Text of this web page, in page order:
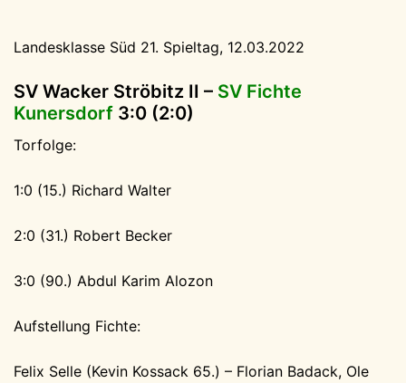
Landesklasse Süd 21. Spieltag, 12.03.2022
SV Wacker Ströbitz II – SV Fichte
Kunersdorf 3:0 (2:0)
Torfolge:
1:0 (15.) Richard Walter
2:0 (31.) Robert Becker
3:0 (90.) Abdul Karim Alozon
Aufstellung Fichte:
Felix Selle (Kevin Kossack 65.) – Florian Badack, Ole